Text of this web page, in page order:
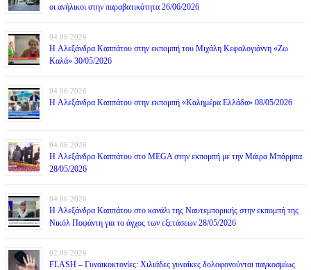
οι ανήλικοι στην παραβατικότητα 26/06/2026
04.06.2026
H Αλεξάνδρα Καππάτου στην εκπομπή του Μιχάλη Κεφαλογιάννη «Ζω
Καλά» 30/05/2026
04.06.2026
H Αλεξάνδρα Καππάτου στην εκπομπή «Καλημέρα Ελλάδα» 08/05/2026
04.06.2026
H Αλεξάνδρα Καππάτου στο MEGA στην εκπομπή με την Μάιρα Mπάρμπα
28/05/2026
04.06.2026
H Αλεξάνδρα Καππάτου στο κανάλι της Ναυτεμπορικής στην εκπομπή της
Νικόλ Ποφάντη για το άγχος των εξετάσεων 28/05/2026
02.06.2026
FLASH – Γυναικοκτονίες: Χιλιάδες γυναίκες δολοφονούνται παγκοσμίως